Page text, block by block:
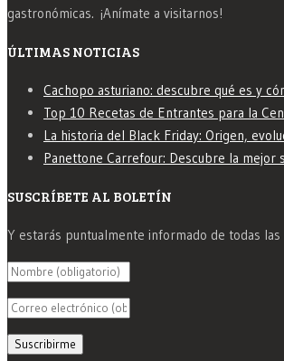
gastronómicas. ¡Anímate a visitarnos!
ÚLTIMAS NOTICIAS
Cachopo asturiano: descubre qué es y
Top 10 Recetas de Entrantes para la
La historia del Black Friday: Origen,
Panettone Carrefour: Descubre la
SUSCRÍBETE AL BOLETÍN
Y estarás puntualmente informado de todas